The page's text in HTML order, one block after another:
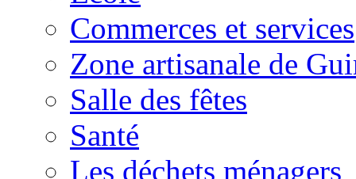
Commerces et services
Zone artisanale de
Salle des fêtes
Santé
Les déchets ménagers